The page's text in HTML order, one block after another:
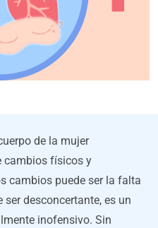
de la mujer
cambios físicos y
cambios puede ser la falta
desconcertante, es un
inofensivo. Sin